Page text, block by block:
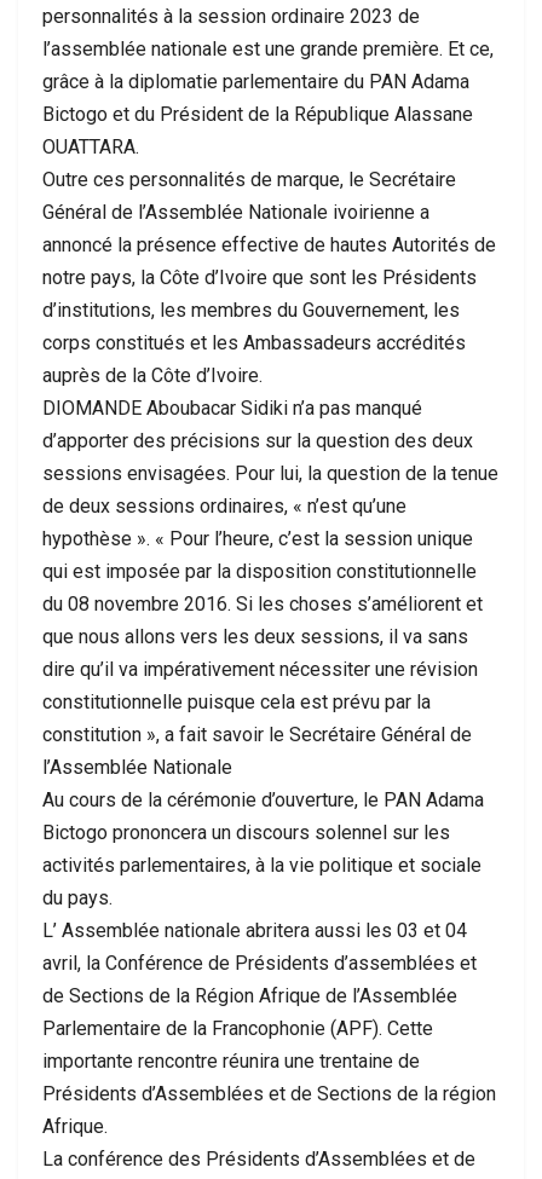
personnalités à la session ordinaire 2023 de
l’assemblée nationale est une grande première. Et ce,
grâce à la diplomatie parlementaire du PAN Adama
Bictogo et du Président de la République Alassane
OUATTARA.
Outre ces personnalités de marque, le Secrétaire
Général de l’Assemblée Nationale ivoirienne a
annoncé la présence effective de hautes Autorités de
notre pays, la Côte d’Ivoire que sont les Présidents
d’institutions, les membres du Gouvernement, les
corps constitués et les Ambassadeurs accrédités
auprès de la Côte d’Ivoire.
DIOMANDE Aboubacar Sidiki n’a pas manqué
d’apporter des précisions sur la question des deux
sessions envisagées. Pour lui, la question de la tenue
de deux sessions ordinaires, « n’est qu’une
hypothèse ». « Pour l’heure, c’est la session unique
qui est imposée par la disposition constitutionnelle
du 08 novembre 2016. Si les choses s’améliorent et
que nous allons vers les deux sessions, il va sans
dire qu’il va impérativement nécessiter une révision
constitutionnelle puisque cela est prévu par la
constitution », a fait savoir le Secrétaire Général de
l’Assemblée Nationale
Au cours de la cérémonie d’ouverture, le PAN Adama
Bictogo prononcera un discours solennel sur les
activités parlementaires, à la vie politique et sociale
du pays.
L’ Assemblée nationale abritera aussi les 03 et 04
avril, la Conférence de Présidents d’assemblées et
de Sections de la Région Afrique de l’Assemblée
Parlementaire de la Francophonie (APF). Cette
importante rencontre réunira une trentaine de
Présidents d’Assemblées et de Sections de la région
Afrique.
La conférence des Présidents d’Assemblées et de